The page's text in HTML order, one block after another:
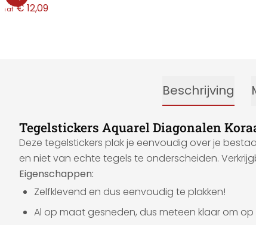
€ 12,09
Beschrijving
Tegelstickers Aquarel Diagonalen
Deze tegelstickers plak je eenvoudig over je
en niet van echte tegels te onderscheiden.
Eigenschappen:
Zelfklevend en dus eenvoudig te plakken!
Al op maat gesneden, dus meteen klaar om op